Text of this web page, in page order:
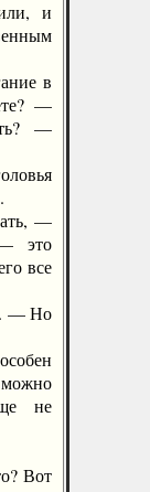
и
в
—
—
—
это
все
— Но
не
Вот